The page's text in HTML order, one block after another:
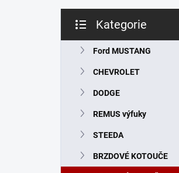
s
e
kategorie
Kategorie
Ford MUSTANG
CHEVROLET
DODGE
REMUS výfuky
STEEDA
BRZDOVÉ KOTOUČE